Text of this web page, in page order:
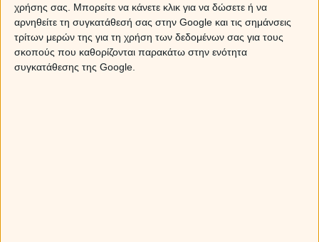
χρήσης σας. Μπορείτε να κάνετε κλικ για να δώσετε ή να
αρνηθείτε τη συγκατάθεσή σας στην Google και τις σημάνσεις
τρίτων μερών της για τη χρήση των δεδομένων σας για τους
σκοπούς που καθορίζονται παρακάτω στην ενότητα
συγκατάθεσης της Google.